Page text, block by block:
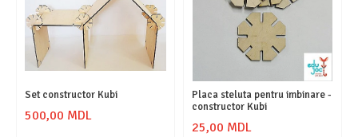
Set constructor Kubi
500,00 MDL
Placa steluta pentru imbinare -
constructor Kubi
25,00 MDL